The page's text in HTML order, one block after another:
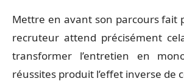
Mettre en avant son parcours fait
recruteur attend précisément
transformer l’entretien en
réussites produit l’effet inverse de